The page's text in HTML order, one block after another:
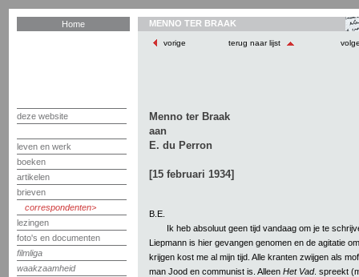
Home
deze website
leven en werk
boeken
artikelen
brieven
correspondenten
lezingen
foto's en documenten
filmliga
waakzaamheid
MENNO TER BRAAK
vorige terug naar lijst
Menno ter Braak
aan
E. du Perron
[15 februari 1934]
B.E.
Ik heb absoluut geen tijd vandaag om je te
Liepmann is hier gevangen genomen en de agitatie
krijgen kost me al mijn tijd. Alle kranten zwijgen als
man Jood en communist is. Alleen Het Vad. spreekt